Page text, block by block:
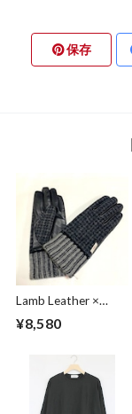
保存
Lamb Leather ×
Harris Tweed
Combination
¥8,580